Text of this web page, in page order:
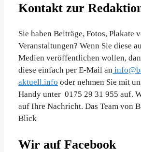
Kontakt zur
Sie haben Beiträge, Fotos, Plakate
Veranstaltungen? Wenn Sie diese
Medien veröffentlichen wollen,
diese einfach per E-Mail an
aktuell.info oder nehmen Sie mit
Handy unter 0175 29 31 955 auf.
auf Ihre Nachricht. Das Team von
Blick
Wir auf Facebook